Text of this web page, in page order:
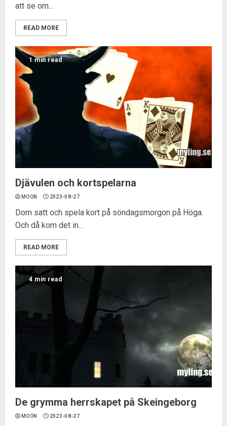
att se om...
READ MORE
1 min read
Djävulen och kortspelarna
MOON 2023-08-27
Dom satt och spela kort på söndagsmorgon på Höga.
Och då kom det in...
READ MORE
4 min read
De grymma herrskapet på Skeingeborg
MOON 2023-08-27